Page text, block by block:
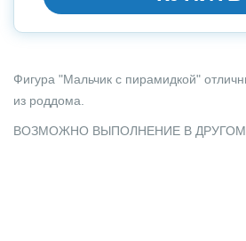
Фигура "Мальчик с пирамидкой"
из роддома.
ВОЗМОЖНО ВЫПОЛНЕНИЕ В